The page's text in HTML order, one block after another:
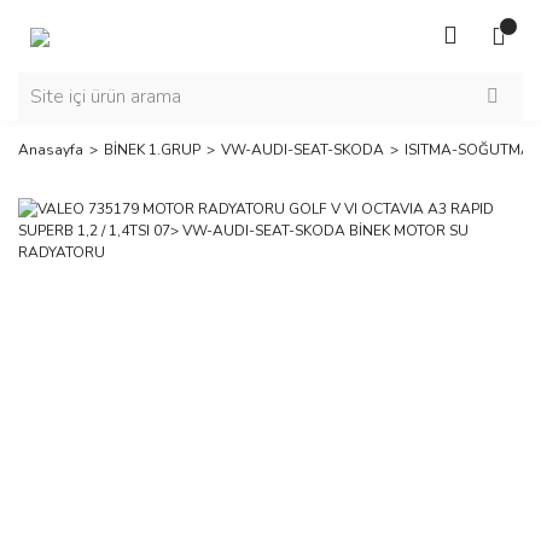
Anasayfa BİNEK 1.GRUP VW-AUDI-SEAT-SKODA ISITMA-SOĞUTMA